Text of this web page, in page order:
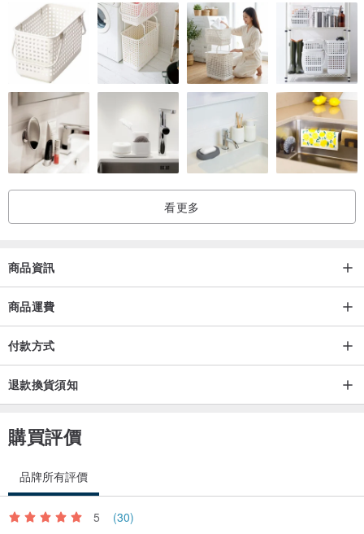
看更多
商品資訊
商品運費
付款方式
退款換貨須知
購買評價
品牌所有評價
5 (30)